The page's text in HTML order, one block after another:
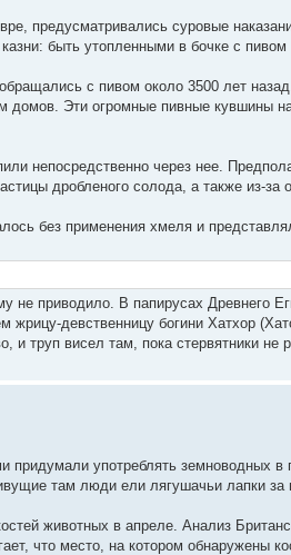
предусматривались суровые
быть утопленными в бочке с
с пивом около 3500 лет
Эти огромные пивные кувшины
непосредственно через нее.
дробленого солода, а также из-за
без применения хмеля и
не приводило. В папирусах Древнего
девственницу богини Хатхор
труп висел там, пока стервятники не
придумали употреблять земноводных
там люди ели лягушачьи лапки за
животных в апреле. Анализ
что место, на котором обнаружены